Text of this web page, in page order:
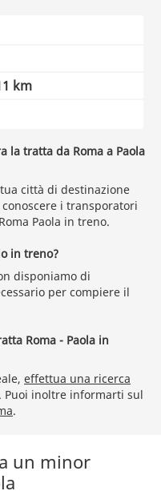
km
la tratta da Roma a Paola
città di destinazione
i transporatori
Paola in treno.
in treno?
disponiamo di
per compiere il
Roma - Paola in
effettua una ricerca
inoltre informarti sul
.
un minor